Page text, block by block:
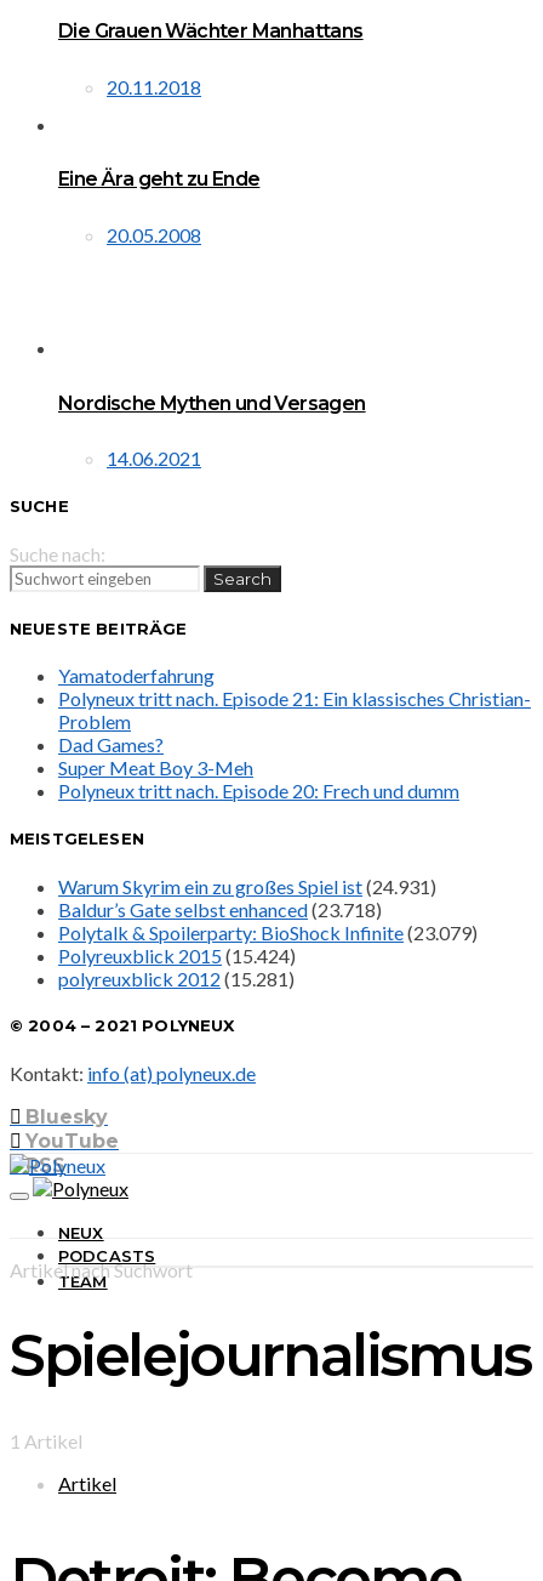
Die Grauen Wächter Manhattans
20.11.2018
Eine Ära geht zu Ende
20.05.2008
Nordische Mythen und Versagen
14.06.2021
SUCHE
Suche nach:
Search
NEUESTE BEITRÄGE
Yamatoderfahrung
Polyneux tritt nach. Episode 21: Ein klassisches Christian-
Problem
Dad Games?
Super Meat Boy 3-Meh
Polyneux tritt nach. Episode 20: Frech und dumm
MEISTGELESEN
Warum Skyrim ein zu großes Spiel ist(24.931)
Baldur’s Gate selbst enhanced(23.718)
Polytalk & Spoilerparty: BioShock Infinite(23.079)
Polyreuxblick 2015(15.424)
polyreuxblick 2012 (15.281)
© 2004 – 2021 POLYNEUX
Kontakt: info (at) polyneux.de
Bluesky
YouTube
RSS
NEUX
PODCASTS
TEAM
Artikel nach Suchwort
Spielejournalismus
1 Artikel
Artikel